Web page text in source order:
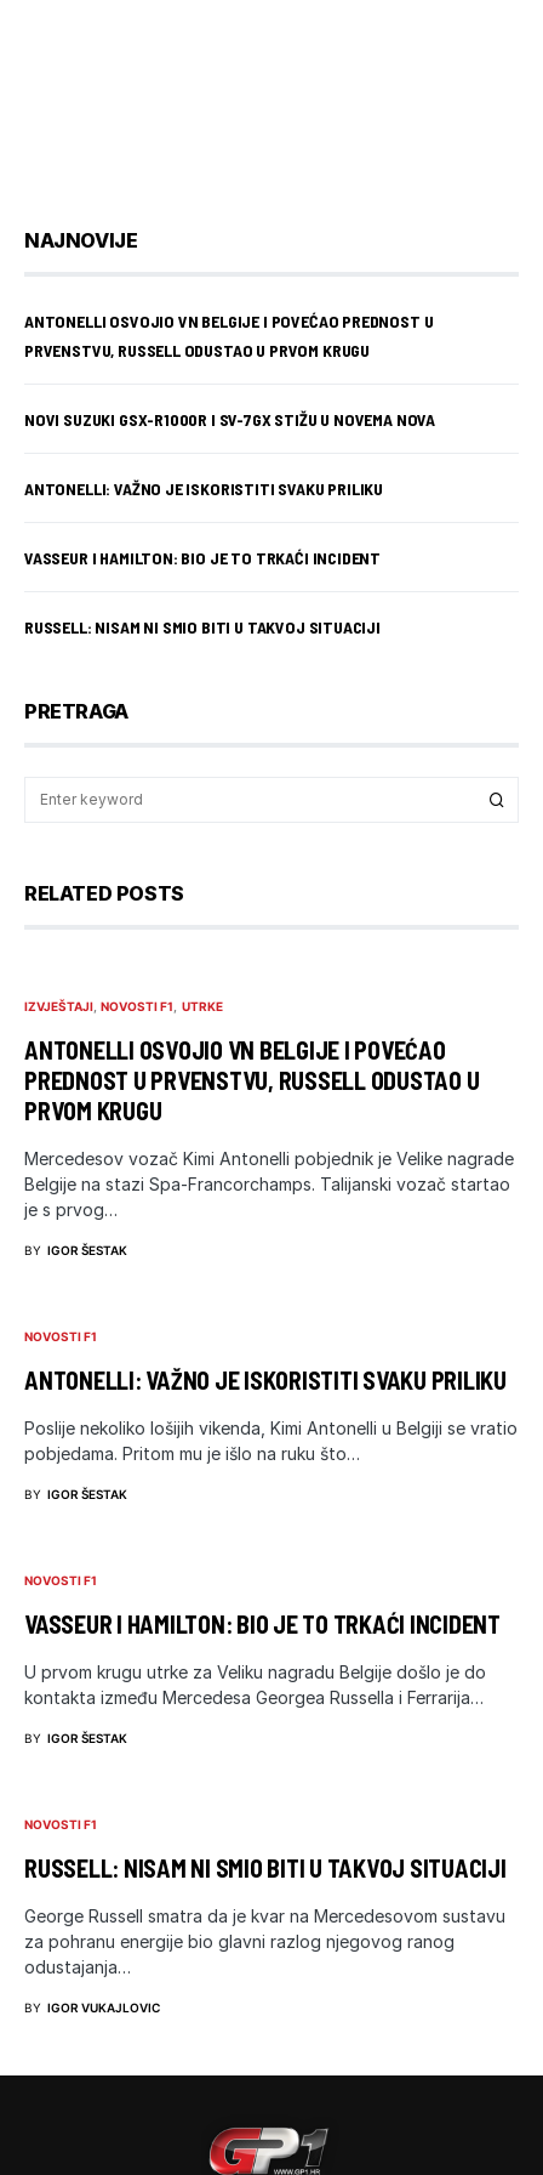
NAJNOVIJE
ANTONELLI OSVOJIO VN BELGIJE I POVEĆAO PREDNOST U
PRVENSTVU, RUSSELL ODUSTAO U PRVOM KRUGU
NOVI SUZUKI GSX-R1000R I SV-7GX STIŽU U NOVEMA NOVA
ANTONELLI: VAŽNO JE ISKORISTITI SVAKU PRILIKU
VASSEUR I HAMILTON: BIO JE TO TRKAĆI INCIDENT
RUSSELL: NISAM NI SMIO BITI U TAKVOJ SITUACIJI
PRETRAGA
RELATED POSTS
IZVJEŠTAJI NOVOSTI F1 UTRKE
ANTONELLI OSVOJIO VN BELGIJE I POVEĆAO
PREDNOST U PRVENSTVU, RUSSELL ODUSTAO U
PRVOM KRUGU
Mercedesov vozač Kimi Antonelli pobjednik je Velike nagrade
Belgije na stazi Spa-Francorchamps. Talijanski vozač startao
je s prvog…
BY IGOR ŠESTAK
NOVOSTI F1
ANTONELLI: VAŽNO JE ISKORISTITI SVAKU PRILIKU
Poslije nekoliko lošijih vikenda, Kimi Antonelli u Belgiji se vratio
pobjedama. Pritom mu je išlo na ruku što…
BY IGOR ŠESTAK
NOVOSTI F1
VASSEUR I HAMILTON: BIO JE TO TRKAĆI INCIDENT
U prvom krugu utrke za Veliku nagradu Belgije došlo je do
kontakta između Mercedesa Georgea Russella i Ferrarija…
BY IGOR ŠESTAK
NOVOSTI F1
RUSSELL: NISAM NI SMIO BITI U TAKVOJ SITUACIJI
George Russell smatra da je kvar na Mercedesovom sustavu
za pohranu energije bio glavni razlog njegovog ranog
odustajanja…
BY IGOR VUKAJLOVIC